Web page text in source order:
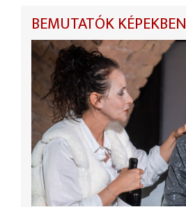
BEMUTATÓK KÉPEKBEN